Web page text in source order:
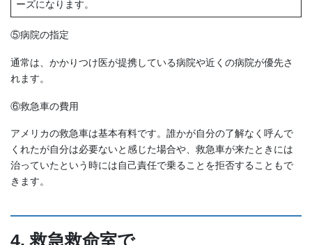
ーズになります。
⑤病院の指定
通常は、かかりつけ医が提携している病院や近くの病院が優先さ
れます。
⑥救急車の費用
アメリカの救急車は基本有料です。誰かが自分の了解なく呼んで
くれたが自分は必要ないと感じた場合や、救急車が来たときには
治っていたという時には自己責任で乗ることを拒否することもで
きます。
4. 救急救命室で